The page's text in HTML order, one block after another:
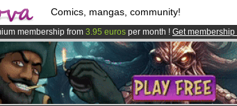
Comics, mangas, community!
membership from 3.95 euros per month ! Get membership
134393membersand 1208comics & mangas!.
Kickstarter is now LIVE!.